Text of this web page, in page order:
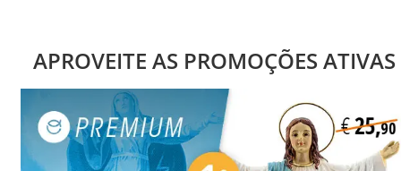
APROVEITE AS PROMOÇÕES ATIVAS